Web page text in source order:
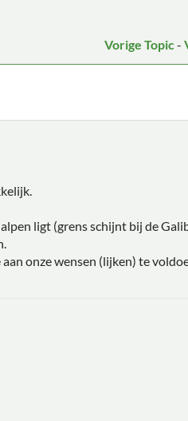
Vorige Topic -
ligt (grens schijnt bij de
onze wensen (lijken) te